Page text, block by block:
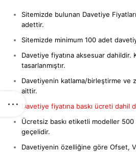
Sitemizde bulunan Davetiye
adettir.
Sitemizde minimum 100 adet
Davetiye fiyatına aksesuar dahildir.
tasarlanmıştır.
Davetiyenin katlama/birleştirme ve
aittir.
Davetiye fiyatına baskı ücreti dahil
Ücretsiz baskı etiketli modeller
geçelidir.
Davetiyenin özelliğine göre Ofset,